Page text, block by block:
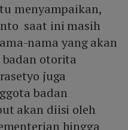
menyampaikan,
saat ini masih
nama yang akan
otorita
juga
badan
akan diisi oleh
hingga